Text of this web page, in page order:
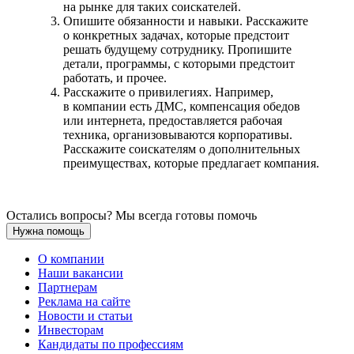
на рынке для таких соискателей.
Опишите обязанности и навыки. Расскажите
о конкретных задачах, которые предстоит
решать будущему сотруднику. Пропишите
детали, программы, с которыми предстоит
работать, и прочее.
Расскажите о привилегиях. Например,
в компании есть ДМС, компенсация обедов
или интернета, предоставляется рабочая
техника, организовываются корпоративы.
Расскажите соискателям о дополнительных
преимуществах, которые предлагает компания.
Остались вопросы? Мы всегда готовы помочь
Нужна помощь
О компании
Наши вакансии
Партнерам
Реклама на сайте
Новости и статьи
Инвесторам
Кандидаты по профессиям